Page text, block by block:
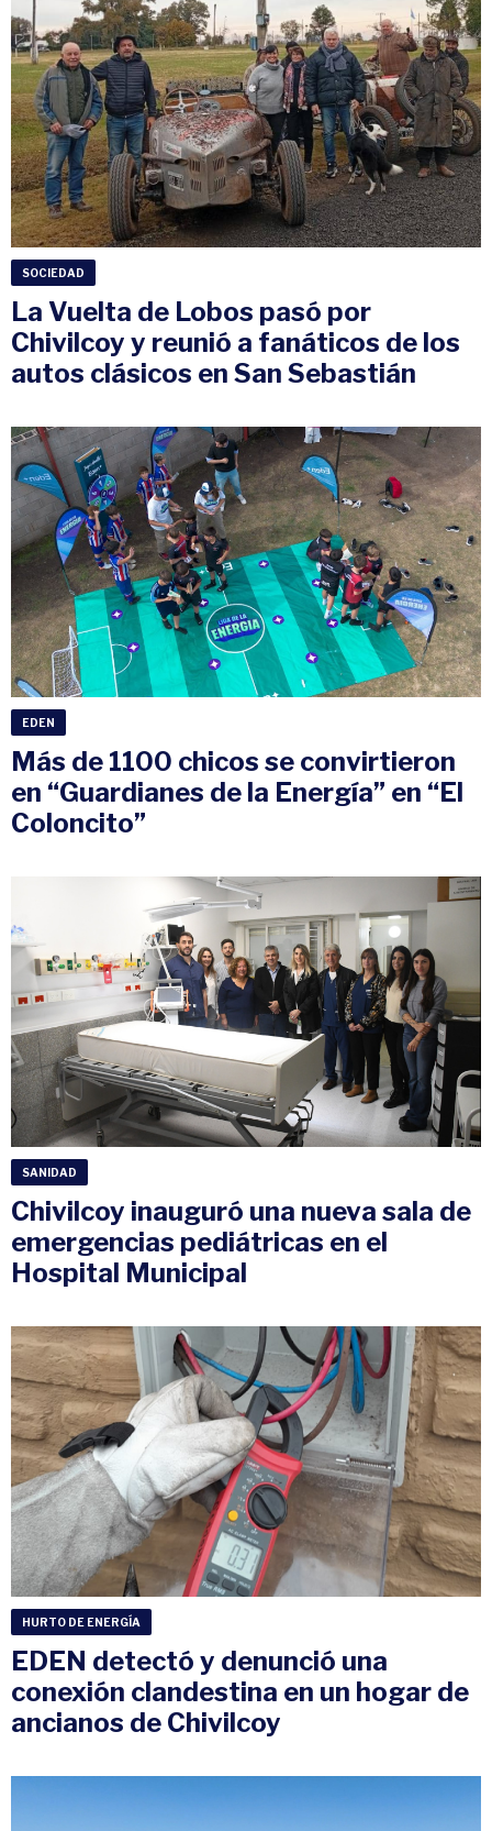
SOCIEDAD
La Vuelta de Lobos pasó por
Chivilcoy y reunió a fanáticos de los
autos clásicos en San Sebastián
EDEN
Más de 1100 chicos se convirtieron
en “Guardianes de la Energía” en “El
Coloncito”
SANIDAD
Chivilcoy inauguró una nueva sala de
emergencias pediátricas en el
Hospital Municipal
HURTO DE ENERGÍA
EDEN detectó y denunció una
conexión clandestina en un hogar de
ancianos de Chivilcoy